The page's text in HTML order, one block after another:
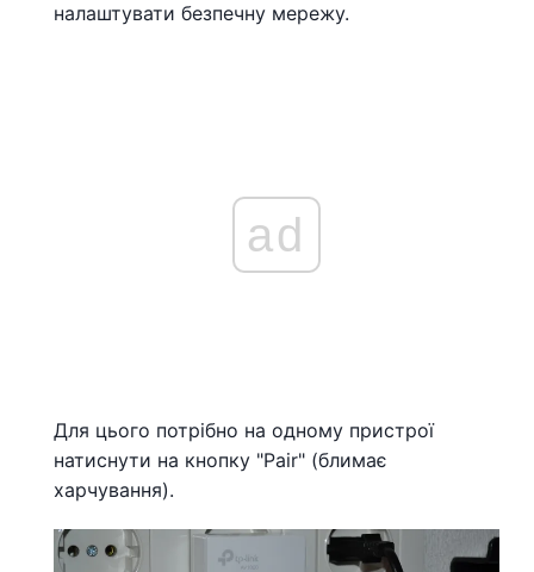
налаштувати безпечну мережу.
ad
Для цього потрібно на одному пристрої
натиснути на кнопку "Pair" (блимає
харчування).